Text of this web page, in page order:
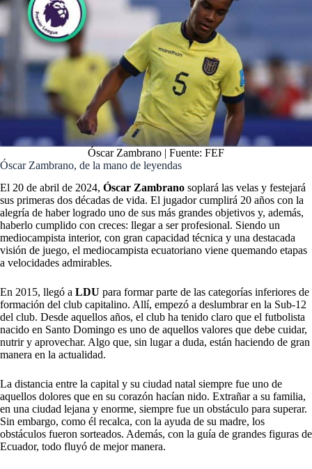
Óscar Zambrano | Fuente: FEF
Óscar Zambrano, de la mano de leyendas
El 20 de abril de 2024, Óscar Zambrano soplará las velas y festejará
sus primeras dos décadas de vida. El jugador cumplirá 20 años con la
alegría de haber logrado uno de sus más grandes objetivos y, además,
haberlo cumplido con creces: llegar a ser profesional. Siendo un
mediocampista interior, con gran capacidad técnica y una destacada
visión de juego, el mediocampista ecuatoriano viene quemando etapas
a velocidades admirables.
En 2015, llegó a LDU para formar parte de las categorías inferiores de
formación del club capitalino. Allí, empezó a deslumbrar en la Sub-12
del club. Desde aquellos años, el club ha tenido claro que el futbolista
nacido en Santo Domingo es uno de aquellos valores que debe cuidar,
nutrir y aprovechar. Algo que, sin lugar a duda, están haciendo de gran
manera en la actualidad.
La distancia entre la capital y su ciudad natal siempre fue uno de
aquellos dolores que en su corazón hacían nido. Extrañar a su familia,
en una ciudad lejana y enorme, siempre fue un obstáculo para superar.
Sin embargo, como él recalca, con la ayuda de su madre, los
obstáculos fueron sorteados. Además, con la guía de grandes figuras de
Ecuador, todo fluyó de mejor manera.